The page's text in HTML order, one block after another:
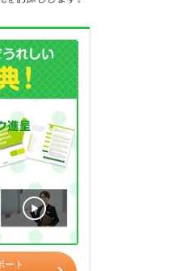
ート